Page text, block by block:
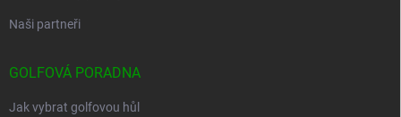
Naši partneři
GOLFOVÁ PORADNA
Jak vybrat golfovou hůl